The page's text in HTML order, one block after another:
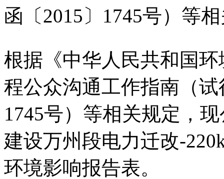
函〔2015〕1745号）等
根据《中华人民共和国
程公众沟通工作指南（
1745号）等相关规定，
建设万州段电力迁改-
环境影响报告表。